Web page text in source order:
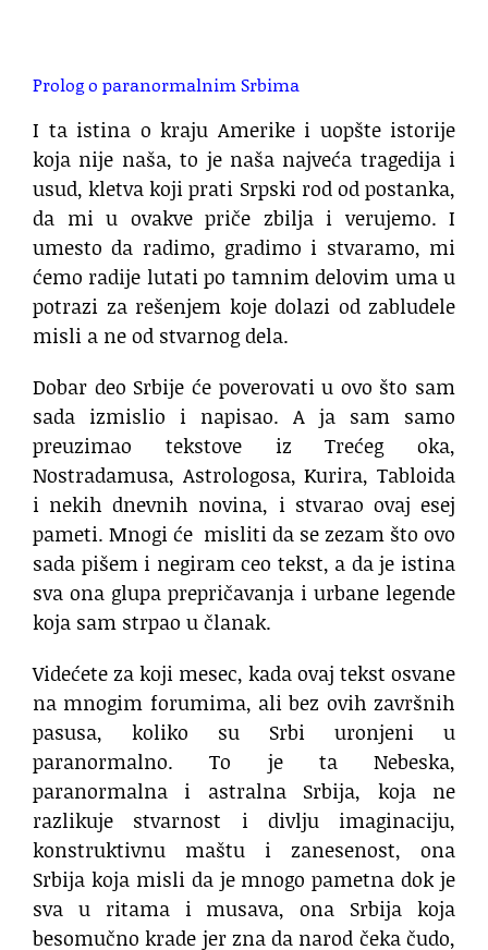
Prolog o paranormalnim Srbima
I ta istina o kraju Amerike i uopšte istorije
koja nije naša, to je naša najveća tragedija i
usud, kletva koji prati Srpski rod od postanka,
da mi u ovakve priče zbilja i verujemo. I
umesto da radimo, gradimo i stvaramo, mi
ćemo radije lutati po tamnim delovim uma u
potrazi za rešenjem koje dolazi od zabludele
misli a ne od stvarnog dela.
Dobar deo Srbije će poverovati u ovo što sam
sada izmislio i napisao. A ja sam samo
preuzimao tekstove iz Trećeg oka,
Nostradamusa, Astrologosa, Kurira, Tabloida
i nekih dnevnih novina, i stvarao ovaj esej
pameti. Mnogi će misliti da se zezam što ovo
sada pišem i negiram ceo tekst, a da je istina
sva ona glupa prepričavanja i urbane legende
koja sam strpao u članak.
Videćete za koji mesec, kada ovaj tekst osvane
na mnogim forumima, ali bez ovih završnih
pasusa, koliko su Srbi uronjeni u
paranormalno. To je ta Nebeska,
paranormalna i astralna Srbija, koja ne
razlikuje stvarnost i divlju imaginaciju,
konstruktivnu maštu i zanesenost, ona
Srbija koja misli da je mnogo pametna dok je
sva u ritama i musava, ona Srbija koja
besomučno krade jer zna da narod čeka čudo,